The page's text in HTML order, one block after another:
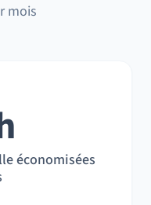
mois
économisées